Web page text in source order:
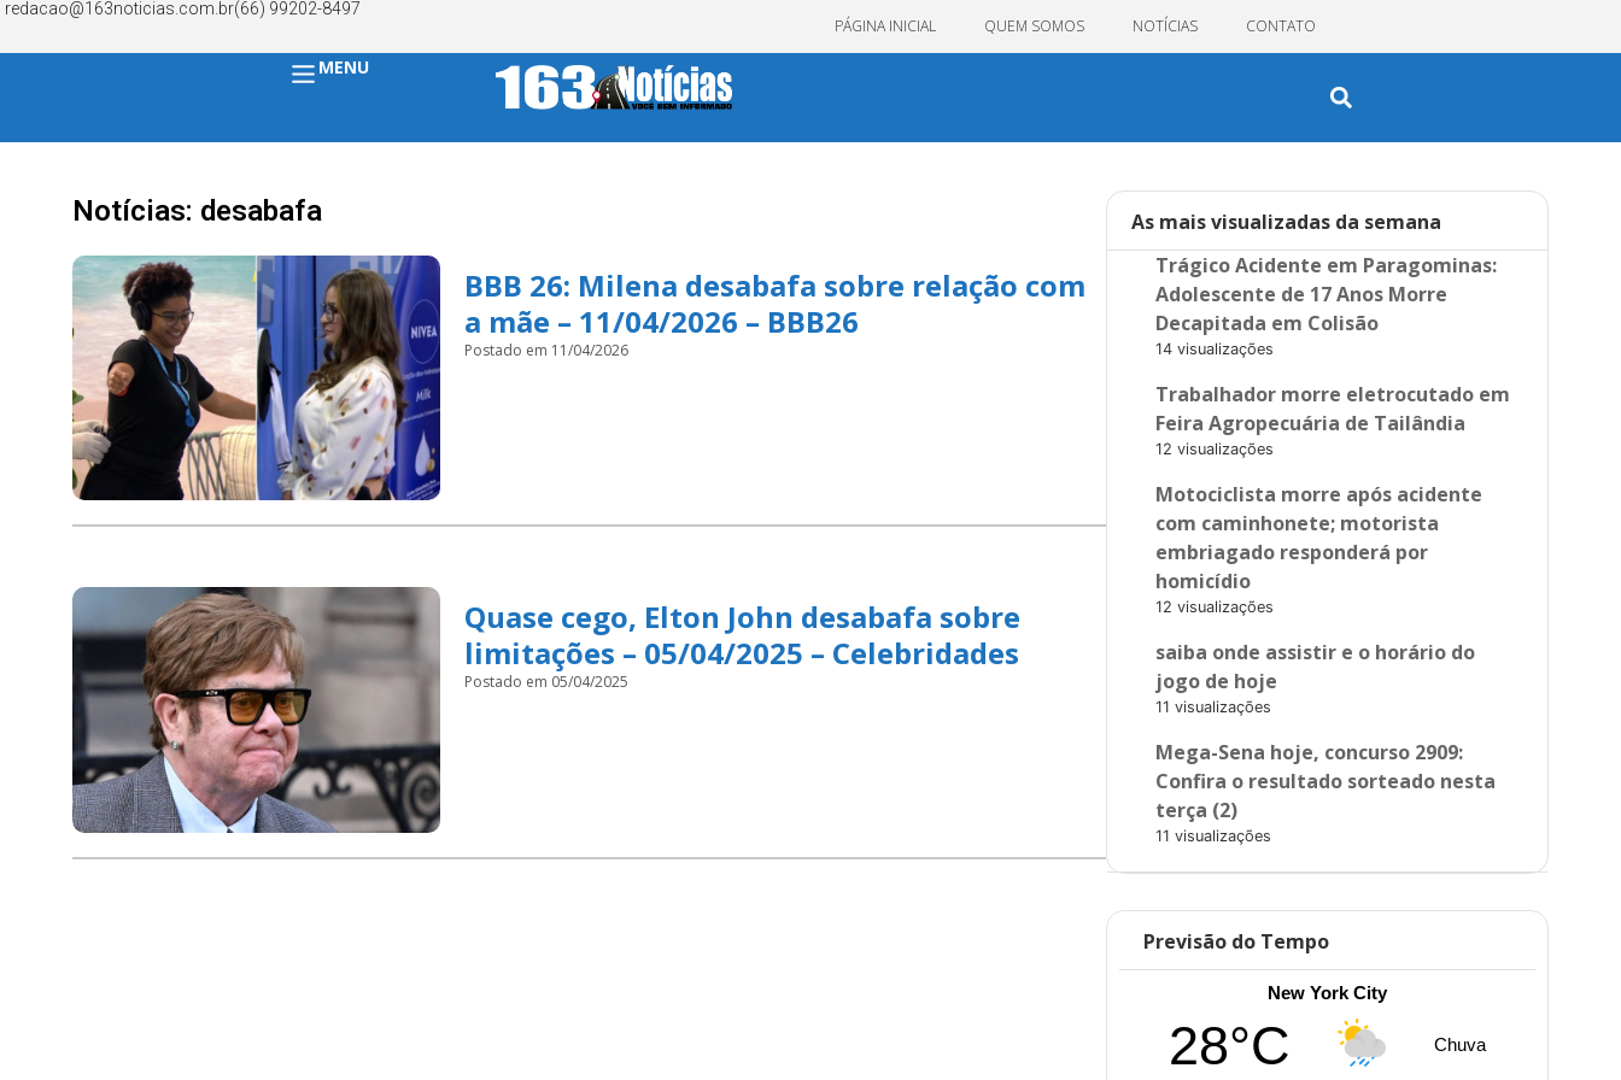
redacao@163noticias.com.br(66) 99202-8497
PÁGINA INICIAL QUEM SOMOS NOTÍCIAS CONTATO
MENU
Notícias: desabafa
BBB 26: Milena desabafa sobre relação com
a mãe – 11/04/2026 – BBB26
Postado em 11/04/2026
Quase cego, Elton John desabafa sobre
limitações – 05/04/2025 – Celebridades
Postado em 05/04/2025
As mais visualizadas da semana
Trágico Acidente em Paragominas:
Adolescente de 17 Anos Morre
Decapitada em Colisão
14 visualizações
Trabalhador morre eletrocutado em
Feira Agropecuária de Tailândia
12 visualizações
Motociclista morre após acidente
com caminhonete; motorista
embriagado responderá por
homicídio
12 visualizações
saiba onde assistir e o horário do
jogo de hoje
11 visualizações
Mega-Sena hoje, concurso 2909:
Confira o resultado sorteado nesta
terça (2)
11 visualizações
Previsão do Tempo
New York City
28°C Chuva